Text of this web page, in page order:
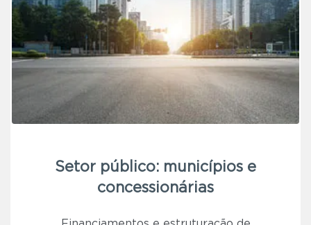
Setor público: municípios e
concessionárias